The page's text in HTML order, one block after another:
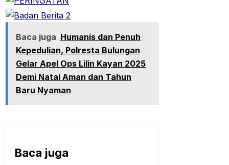
Baca juga Humanis dan Penuh
Kepedulian, Polresta Bulungan
Gelar Apel Ops Lilin Kayan 2025
Demi Natal Aman dan Tahun
Baru Nyaman
Baca juga